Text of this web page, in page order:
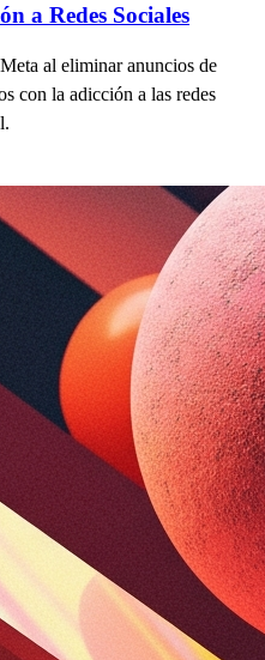
a Redes Sociales
al eliminar anuncios de
con la adicción a las redes